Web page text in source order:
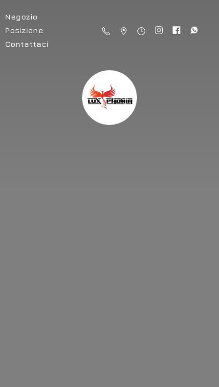
Negozio
Posizione
Contattaci